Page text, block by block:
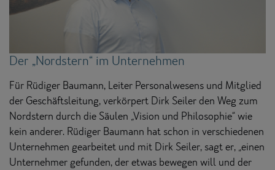
Der „Nordstern“ im Unternehmen
Für Rüdiger Baumann, Leiter Personalwesens und Mitglied
der Geschäftsleitung, verkörpert Dirk Seiler den Weg zum
Nordstern durch die Säulen „Vision und Philosophie“ wie
kein anderer. Rüdiger Baumann hat schon in verschiedenen
Unternehmen gearbeitet und mit Dirk Seiler, sagt er, „einen
Unternehmer gefunden, der etwas bewegen will und der